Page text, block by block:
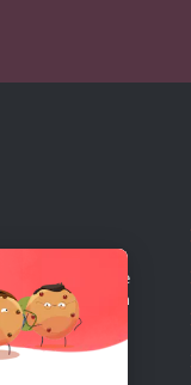
de l'Homme
en